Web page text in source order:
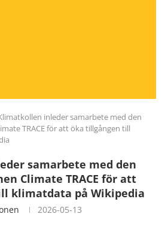
inleder samarbete med den
TRACE för att öka tillgången till
samarbete med den
Climate TRACE för att
klimatdata på Wikipedia
2026-05-13